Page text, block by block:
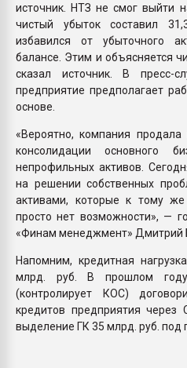
источник. НТЗ не смог выйти
чистый убыток составил
избавился от убыточного
балансе. Этим и объясняется
сказал источник. В пресс-
предприятие предполагает
основе.
«Вероятно, компания
консолидации основного
непрофильных активов.
на решении собственных
активами, которые к тому
просто нет возможности», —
«Финам менеджмент» Дмитрий
Напомним, кредитная
млрд. руб. В прошлом
(контролирует КОС)
кредитов предприятия через
выделение ГК 35 млрд. руб. под